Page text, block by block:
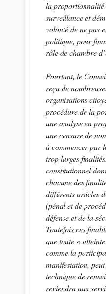
la proportionnalité
surveillance et
volonté de ne pas
politique, pour
rôle de chambre
Pourtant, le
reçu de
organisations
procédure de la
une analyse en
une censure de
à commencer par
trop larges finalités. Bien sûr, le Conseil
constitutionnel
chacune des
différents articles
(pénal et de
défense et de la
Toutefois ces
que toute «
comme la
manifestation,
technique de
reviendra aux